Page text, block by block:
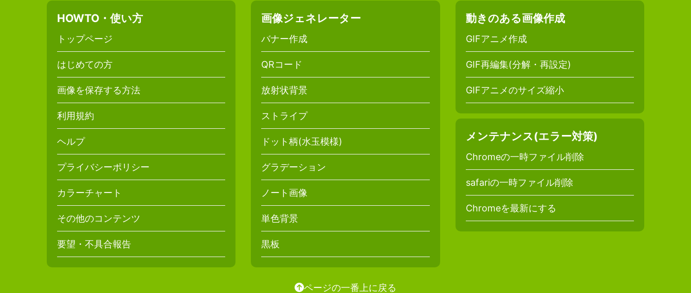
HOWTO・使い方
トップページ
はじめての方
画像を保存する方法
利用規約
ヘルプ
プライバシーポリシー
カラーチャート
その他のコンテンツ
要望・不具合報告
画像ジェネレーター
バナー作成
QRコード
放射状背景
ストライプ
ドット柄(水玉模様)
グラデーション
ノート画像
単色背景
黒板
動きのある画像作成
GIFアニメ作成
GIF再編集(分解・再設定)
GIFアニメのサイズ縮小
メンテナンス(エラー対策)
Chromeの一時ファイル削除
safariの一時ファイル削除
Chromeを最新にする
ページの一番上に戻る